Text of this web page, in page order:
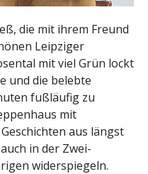
die mit ihrem Freund
Leipziger
mit viel Grün lockt
und die belebte
fußläufig zu
mit
aus längst
in der Zwei-
widerspiegeln.